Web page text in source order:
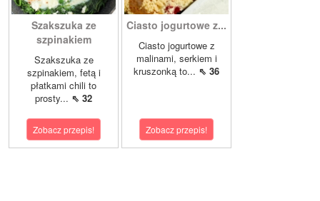
Szakszuka ze
szpinakiem
Szakszuka ze
szpinakiem, fetą i
płatkami chili to
prosty... ⇖ 32
Zobacz przepis!
Ciasto jogurtowe z...
Ciasto jogurtowe z
malinami, serkiem i
kruszonką to... ⇖ 36
Zobacz przepis!